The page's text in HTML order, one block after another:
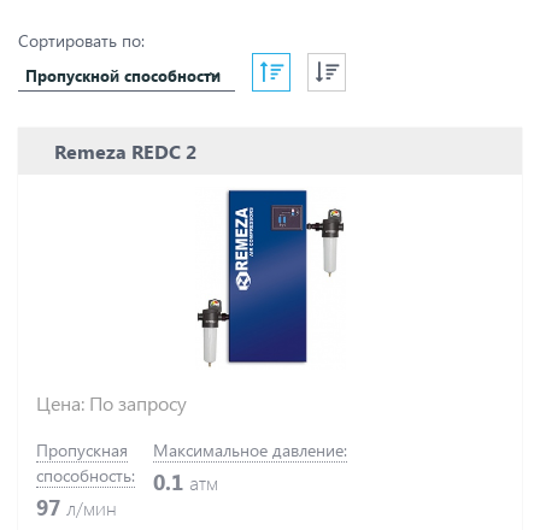
Hansmann
IRONMAC
Magnus
Unitech
Xeleron
Бежецкий
ДЗ СИЛА
ЗИФ
Сортировать по:
Пропускной способности
Remeza REDC 2
Цена: По запросу
Пропускная
способность:
97 л/мин
Максимальное давление:
0.1 атм